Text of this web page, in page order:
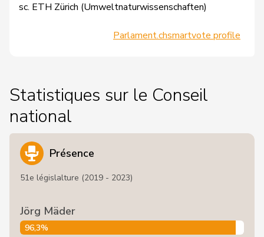
sc. ETH Zürich (Umweltnaturwissenschaften)
Parlament.chsmartvote profile
Statistiques sur le Conseil
national
Présence
51e législalture (2019 - 2023)
Jörg Mäder
96,3%